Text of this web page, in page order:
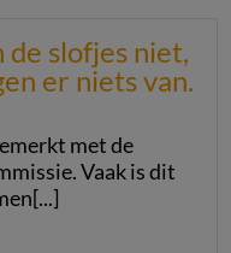
slofjes niet,
er niets van.
met de
Vaak is dit